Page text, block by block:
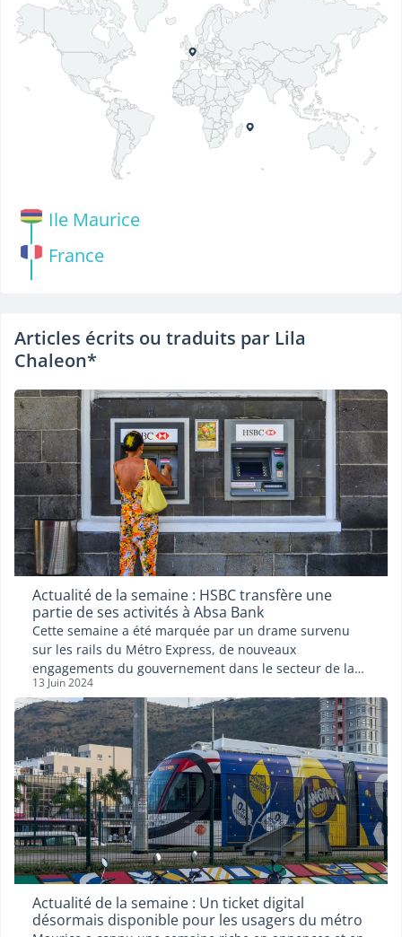
Ile Maurice
France
Articles écrits ou traduits par Lila
Chaleon*
Actualité de la semaine : HSBC transfère une
partie de ses activités à Absa Bank
Cette semaine a été marquée par un drame survenu
sur les rails du Métro Express, de nouveaux
engagements du gouvernement dans le secteur de la
fintech, un rapport prometteur sur l'inclusivité, et le
transfert d'une partie des activités de la HSBC à Absa
Bank.
13 Juin 2024
Actualité de la semaine : Un ticket digital
désormais disponible pour les usagers du métro